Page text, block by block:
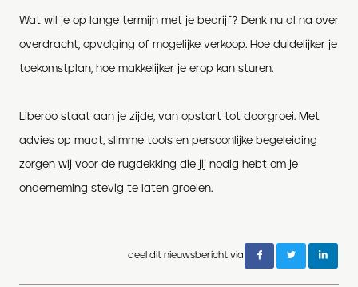
Wat wil je op lange termijn met je bedrijf? Denk nu al na over
overdracht, opvolging of mogelijke verkoop. Hoe duidelijker je
toekomstplan, hoe makkelijker je erop kan sturen.
Liberoo staat aan je zijde, van opstart tot doorgroei. Met
advies op maat, slimme tools en persoonlijke begeleiding
zorgen wij voor de rugdekking die jij nodig hebt om je
onderneming stevig te laten groeien.
deel dit nieuwsbericht via